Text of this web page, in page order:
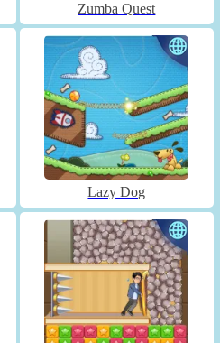
Zumba Quest
Lazy Dog